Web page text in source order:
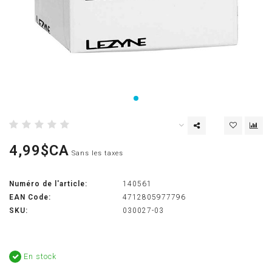
4,99$CA Sans les taxes
Numéro de l'article:
140561
EAN Code:
4712805977796
SKU:
030027-03
En stock